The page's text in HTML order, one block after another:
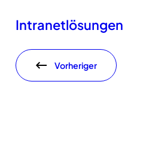
Intranetlösungen
Vorheriger